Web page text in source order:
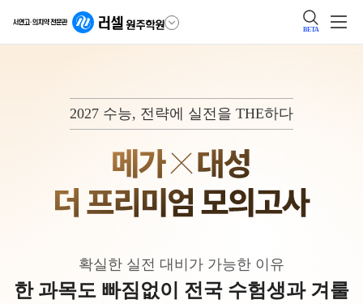
BETA
2027 수능, 전략에 실전을 THE하다
확실한 실전 대비가 가능한 이유
한 과목도 빠짐없이 전국 수험생과 겨룰